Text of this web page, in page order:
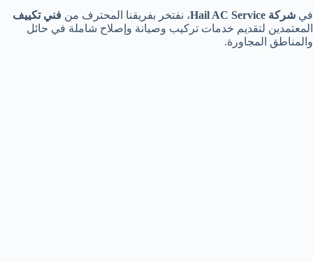
في شركة Hail AC Service ، نفتخر بفريقنا المحترف من فني تكييف
المعتمدين لتقديم خدمات تركيب وصيانة وإصلاح شاملة في حائل
والمناطق المجاورة.